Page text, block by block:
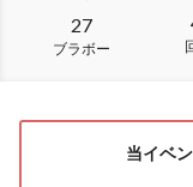
27
ブラボー
当イベ